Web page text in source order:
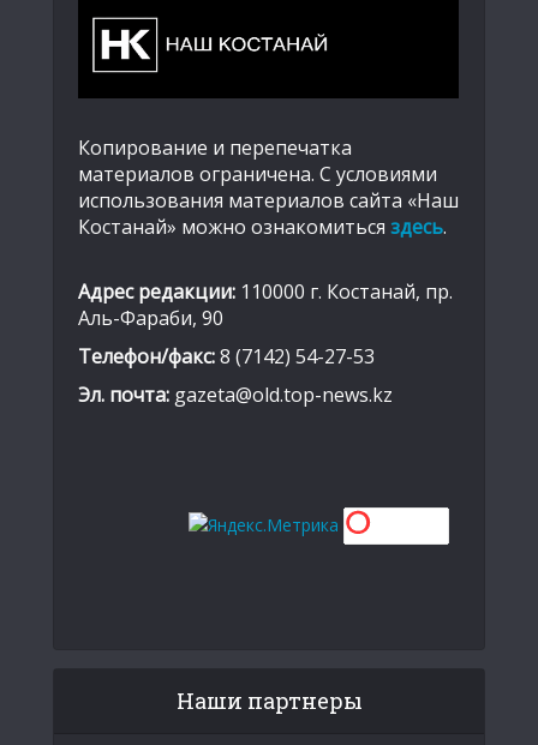
Копирование и перепечатка
материалов ограничена. С условиями
использования материалов сайта «Наш
Костанай» можно ознакомиться здесь.
Адрес редакции: 110000 г. Костанай, пр.
Аль-Фараби, 90
Телефон/факс:8 (7142) 54-27-53
Эл. почта: gazeta@old.top-news.kz
Наши партнеры